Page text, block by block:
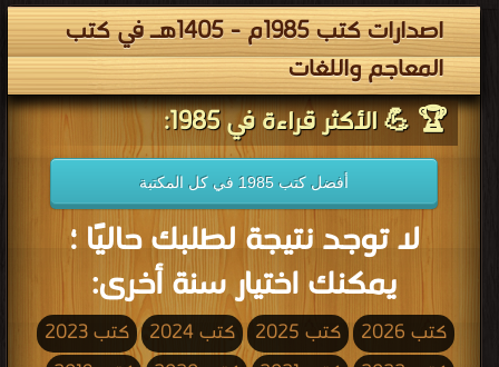
اصدارات كتب 1985م - 1405هـ في كتب
المعاجم واللغات
🏆 💪 الأكثر قراءة في 1985:
أفضل كتب 1985 في كل المكتبة
لا توجد نتيجة لطلبك حاليًا ؛
يمكنك اختيار سنة أخرى:
كتب 2026 كتب 2025 كتب 2024
كتب 2023